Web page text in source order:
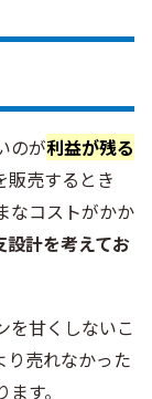
のが利益が残る
販売するとき
なコストがかか
設計を考えてお
を甘くしないこ
り売れなかった
す。